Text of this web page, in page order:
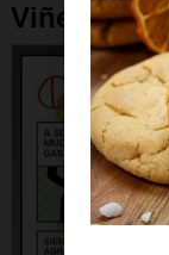
Viñeta 18